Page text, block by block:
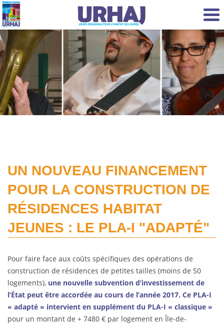
Aller au contenu principal
UN NOUVEAU FINANCEMENT
POUR LA CONSTRUCTION DE
RÉSIDENCES HABITAT
JEUNES : LE PLA-I "ADAPTÉ"
Pour faire face aux coûts spécifiques des opérations de
construction de résidences de petites tailles (moins de 50
logements), une nouvelle subvention d’investissement de
l’État peut être accordée au cours de l’année 2017. Ce PLA-I
« adapté » intervient en supplément du PLA-I « classique »
pour un montant de + 7480 € par logement en Île-de-